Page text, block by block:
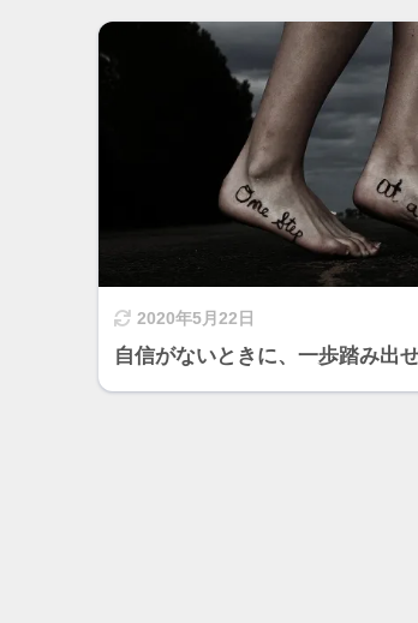
2020年5月22日
自信がないときに、一歩踏み出